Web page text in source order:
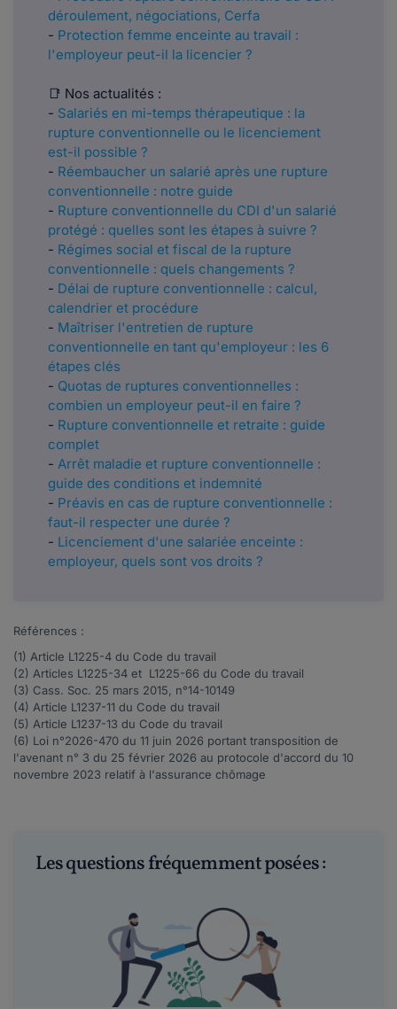
déroulement, négociations, Cerfa
- Protection femme enceinte au travail :
l'employeur peut-il la licencier ?
📑 Nos actualités :
- Salariés en mi-temps thérapeutique : la
rupture conventionnelle ou le licenciement
est-il possible ?
- Réembaucher un salarié après une rupture
conventionnelle : notre guide
- Rupture conventionnelle du CDI d'un salarié
protégé : quelles sont les étapes à suivre ?
- Régimes social et fiscal de la rupture
conventionnelle : quels changements ?
- Délai de rupture conventionnelle : calcul,
calendrier et procédure
- Maîtriser l'entretien de rupture
conventionnelle en tant qu'employeur : les 6
étapes clés
- Quotas de ruptures conventionnelles :
combien un employeur peut-il en faire ?
- Rupture conventionnelle et retraite : guide
complet
- Arrêt maladie et rupture conventionnelle :
guide des conditions et indemnité
- Préavis en cas de rupture conventionnelle :
faut-il respecter une durée ?
- Licenciement d'une salariée enceinte :
employeur, quels sont vos droits ?
Références :
(1) Article L1225-4 du Code du travail
(2) Articles L1225-34 et L1225-66 du Code du travail
(3) Cass. Soc. 25 mars 2015, n°14-10149
(4) Article L1237-11 du Code du travail
(5) Article L1237-13 du Code du travail
(6) Loi n°2026-470 du 11 juin 2026 portant transposition de
l'avenant n° 3 du 25 février 2026 au protocole d'accord du 10
novembre 2023 relatif à l'assurance chômage
Les questions fréquemment posées :